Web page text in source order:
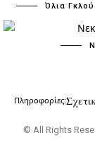
Όλια
Πληροφορίες:
© All Rights